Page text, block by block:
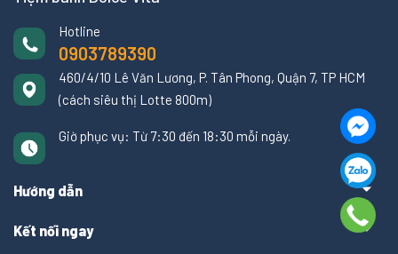
Hotline
0903789390
460/4/10 Lê Văn Lương, P. Tân Phong, Quận 7, TP HCM
(cách siêu thị Lotte 800m)
Giờ phục vụ: Từ 7:30 đến 18:30 mỗi ngày.
Hướng dẫn
Kết nối ngay